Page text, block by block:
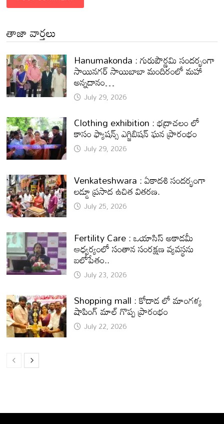
తాజా వార్తలు
Hanumakonda : గురుపౌర్ణమి సందర్భంగా
సాయినగర్‌ సాయిబాబా మందిరంలో మహా
అన్నదానం…
July 29, 2026
Clothing exhibition : భద్రాచలం లో
కాసం ఫ్యాషన్స్ ఎగ్జిబిషన్ ఘన ప్రారంభం
July 29, 2026
Venkateshwara : ఏకాదశి సందర్భంగా
లడ్డూ ప్రసాద ఉచిత వితరణ.
July 25, 2026
Fertility Care : ఒయాసిస్ అకాడమీ
ఆధ్వర్యంలో సంతాన సంరక్షణ వ్యవస్థను
బలోపేతం..
July 23, 2026
Shopping mall : కోదాడ లో మాంగళ్య
షాపింగ్ మాల్ గొప్ప ప్రారంభం
July 22, 2026